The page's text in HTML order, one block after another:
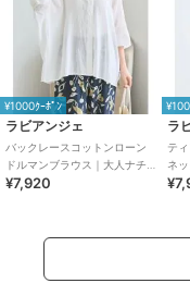
¥1000ｸｰﾎﾟﾝ
ラビアンジェ
バックレースコットンローン
ドルマンブラウス｜大人ナチ
ュラル/後ろ姿映え/ドルマンス
¥7,920
ラ
テ
ネ
カ